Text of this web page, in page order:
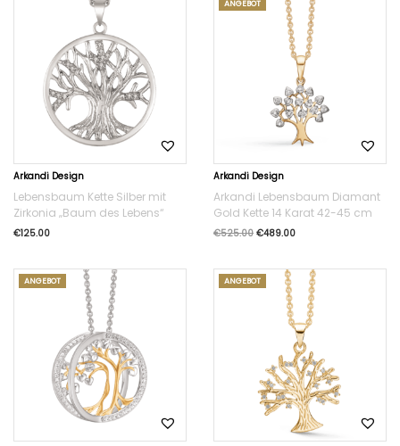
Arkandi Design
Lebensbaum Kette Silber mit
Zirkonia „Baum des Lebens“
€125.00
ANGEBOT
Arkandi Design
Arkandi Lebensbaum Diamant
Gold Kette 14 Karat 42-45 cm
€525.00 €489.00
ANGEBOT ANGEBOT